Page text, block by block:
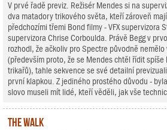
V prvé řadě previz. Režisér Mendes si na
dva matadory trikového světa, kteří zároveň
předchozími třemi Bond filmy - VFX supervizora
supervizora Chrise Corboulda. Právě Begg v
rozhodl, že ačkoliv pro Spectre původně
(především proto, že se Mendes chtěl řídit
trikařů), tahle sekvence se své detailní
první klapkou. Z jediného prostého důvodu -
slovo museli mít lidé, kteří věděli, jak vše
The Walk